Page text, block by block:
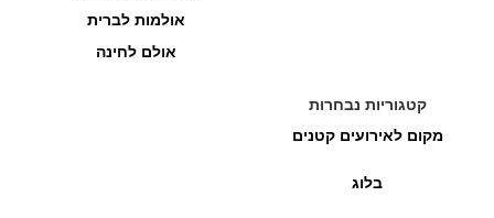
אולמות לברית
אולם לחינה
קטגוריות נבחרות
מקום לאירועים קטנים
בלוג